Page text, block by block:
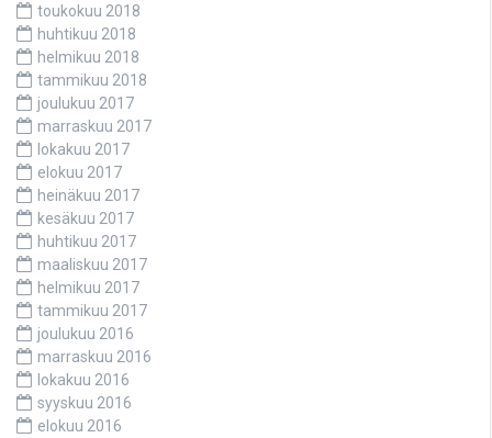
toukokuu 2018
huhtikuu 2018
helmikuu 2018
tammikuu 2018
joulukuu 2017
marraskuu 2017
lokakuu 2017
elokuu 2017
heinäkuu 2017
kesäkuu 2017
huhtikuu 2017
maaliskuu 2017
helmikuu 2017
tammikuu 2017
joulukuu 2016
marraskuu 2016
lokakuu 2016
syyskuu 2016
elokuu 2016